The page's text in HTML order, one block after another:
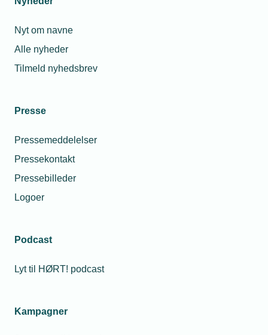
Nyt om navne
Alle nyheder
Tilmeld nyhedsbrev
Presse
Pressemeddelelser
Pressekontakt
Pressebilleder
Logoer
Podcast
Lyt til HØRT! podcast
Kampagner